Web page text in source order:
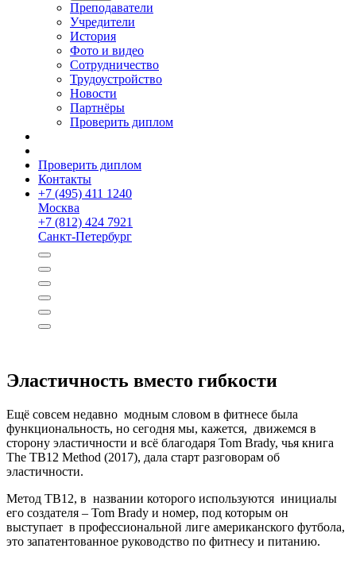
Преподаватели
Учредители
История
Фото и видео
Сотрудничество
Трудоустройство
Новости
Партнёры
Проверить диплом
Проверить диплом
Контакты
+7 (495) 411 1240
Москва
+7 (812) 424 7921
Санкт-Петербург
Эластичность вместо гибкости
Ещё совсем недавно модным словом в фитнесе была
функциональ­ность, но сегодня мы, кажется, движемся в
сторону эластичности и всё благодаря Tom Brady, чья книга
The TB12 Method (2017), дала старт разговорам об
эластичности.
Метод TB12, в названии которого используются инициалы
его создателя – Tom Brady и номер, под которым он
выступает в профессиональной лиге американского футбола,
это запатентованное руководство по фитнесу и питанию.